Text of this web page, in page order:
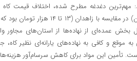
مهم‌ترین دغدغه مطرح شده، اختلاف قیمت کاه
دامداری‌های زابل (۱۸ تا ۲۰ هزار تومان) در مقایسه با زاهدان (۱۳ تا ۱۴ هزار
بخش عمده‌ای از نهاده‌ها از استان‌های مجاور
و کافی به نهاده‌های یارانه‌ای نظیر کاه،
تأمین این مواد برای کاهش سرسام‌آور